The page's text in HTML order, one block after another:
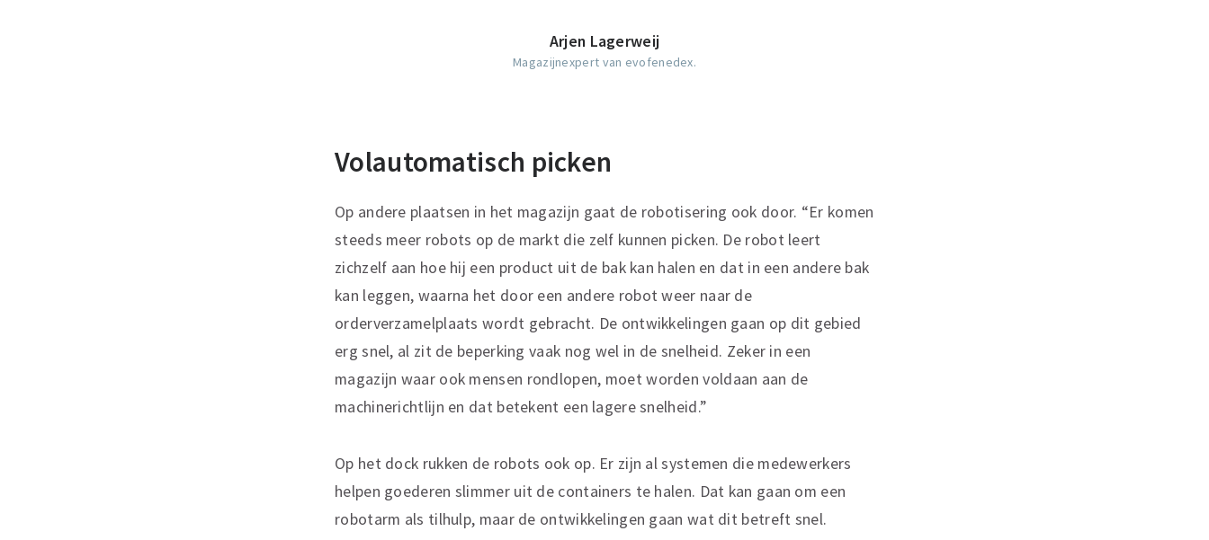
Arjen Lagerweij
Magazijnexpert van evofenedex.
Volautomatisch picken
Op andere plaatsen in het magazijn gaat de robotisering ook door. “Er komen
steeds meer robots op de markt die zelf kunnen picken. De robot leert
zichzelf aan hoe hij een product uit de bak kan halen en dat in een andere bak
kan leggen, waarna het door een andere robot weer naar de
orderverzamelplaats wordt gebracht. De ontwikkelingen gaan op dit gebied
erg snel, al zit de beperking vaak nog wel in de snelheid. Zeker in een
magazijn waar ook mensen rondlopen, moet worden voldaan aan de
machine­richtlijn en dat betekent een lagere snelheid.”
Op het dock rukken de robots ook op. Er zijn al systemen die medewerkers
helpen goederen slimmer uit de containers te halen. Dat kan gaan om een
robotarm als tilhulp, maar de ontwikkelingen gaan wat dit betreft snel.